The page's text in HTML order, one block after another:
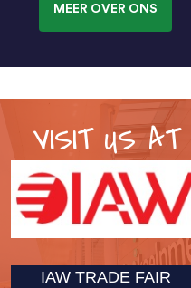
MEER OVER ONS
VISIT US AT
IAW TRADE FAIR